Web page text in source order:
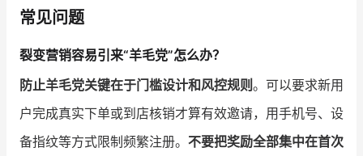
常见问题
裂变营销容易引来“羊毛党”怎么办？
防止羊毛党关键在于门槛设计和风控规则。可以要求新用
户完成真实下单或到店核销才算有效邀请，用手机号、设
备指纹等方式限制频繁注册。 不要把奖励全部集中在首次